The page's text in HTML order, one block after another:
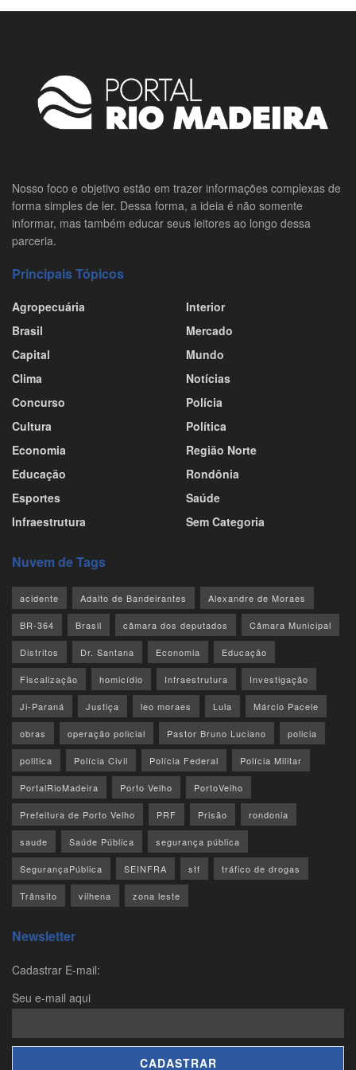
Nosso foco e objetivo estão em trazer informações complexas de
forma simples de ler. Dessa forma, a ideia é não somente
informar, mas também educar seus leitores ao longo dessa
parceria.
Principais Tópicos
Agropecuária
Brasil
Capital
Clima
Concurso
Cultura
Economia
Educação
Esportes
Infraestrutura
Interior
Mercado
Mundo
Notícias
Polícia
Política
Região Norte
Rondônia
Saúde
Sem Categoria
Nuvem de Tags
acidente Adalto de Bandeirantes Alexandre de Moraes
BR-364 Brasil câmara dos deputados Câmara Municipal
Distritos Dr. Santana Economia Educação
Fiscalização homicídio Infraestrutura Investigação
Ji-Paraná Justiça leo moraes Lula Márcio Pacele
obras operação policial Pastor Bruno Luciano policia
politica Polícia Civil Polícia Federal Polícia Militar
PortalRioMadeira Porto Velho PortoVelho
Prefeitura de Porto Velho PRF Prisão rondonia
saude Saúde Pública segurança pública
SegurançaPública SEINFRA stf tráfico de drogas
Trânsito vilhena zona leste
Newsletter
Cadastrar E-mail:
Seu e-mail aqui